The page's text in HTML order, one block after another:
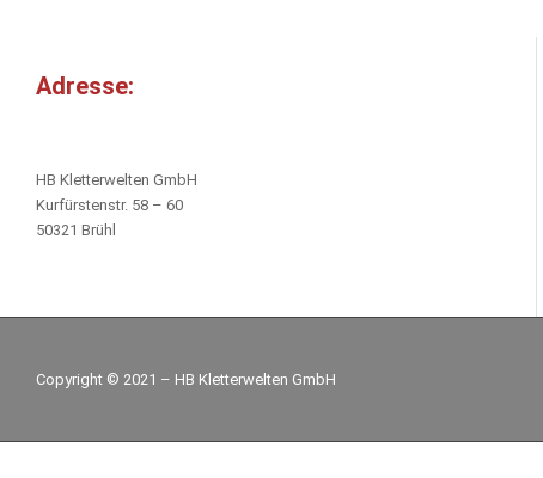
Adresse:
HB Kletterwelten GmbH
Kurfürstenstr. 58 – 60
50321 Brühl
Copyright © 2021 – HB Kletterwelten GmbH